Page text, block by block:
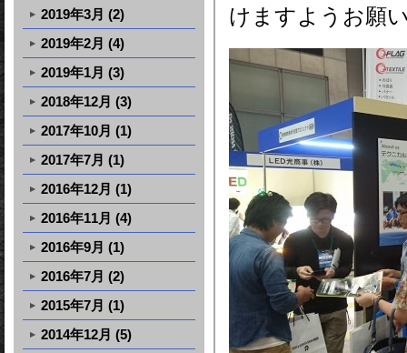
けますようお願
2019年3月 (2)
2019年2月 (4)
2019年1月 (3)
2018年12月 (3)
2017年10月 (1)
2017年7月 (1)
2016年12月 (1)
2016年11月 (4)
2016年9月 (1)
2016年7月 (2)
2015年7月 (1)
2014年12月 (5)